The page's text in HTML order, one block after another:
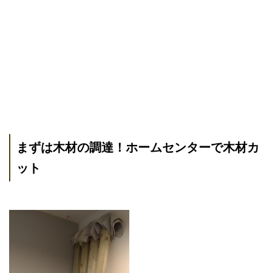
まずは木材の調達！ホームセンターで木材カ
ット